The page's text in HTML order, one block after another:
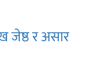
जेष्ठ र असार